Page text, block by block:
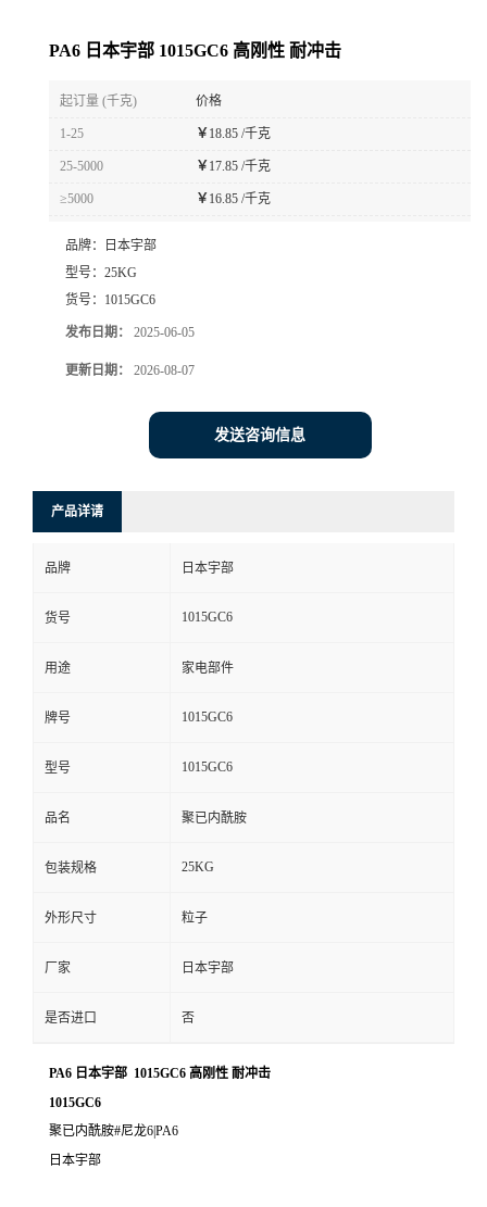
PA6 日本宇部 1015GC6 高刚性 耐冲击
起订量 (千克) 价格
1-25 ￥18.85 /千克
25-5000 ￥17.85 /千克
≥5000 ￥16.85 /千克
品牌：
日本宇部
型号： 25KG
货号： 1015GC6
发布日期： 2025-06-05
更新日期： 2026-08-07
发送咨询信息
产品详请
品牌 日本宇部
货号 1015GC6
用途 家电部件
牌号 1015GC6
型号 1015GC6
品名 聚已内酰胺
包装规格 25KG
外形尺寸 粒子
厂家 日本宇部
是否进口 否
PA6 日本宇部 1015GC6 高刚性 耐冲击
1015GC6
聚已内酰胺#尼龙6|PA6
日本宇部